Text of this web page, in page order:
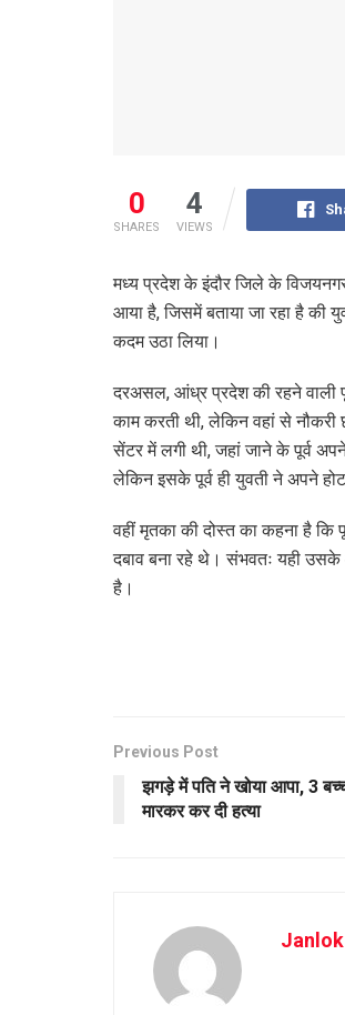
0
SHARES
4
VIEWS
मध्य प्रदेश के इंदौर जिले के
आया है, जिसमें बताया जा रहा है
कदम उठा लिया।
दरअसल, आंध्र प्रदेश की रहने
काम करती थी, लेकिन वहां से
सेंटर में लगी थी, जहां जाने के पूर्व
लेकिन इसके पूर्व ही युवती ने अपने
वहीं मृतका की दोस्त का कहना है
दबाव बना रहे थे। संभवतः यही
है।
Previous Post
झगड़े में पति ने खोया आपा, 3
मारकर कर दी हत्या
Janlok